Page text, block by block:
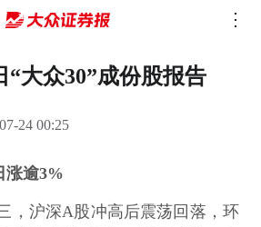
“大众30”成份股报告
24 00:25
涨逾3%
，沪深A股冲高后震荡回落，环